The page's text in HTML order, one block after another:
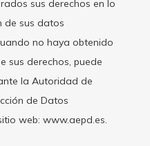
sus derechos en lo
de sus datos
no haya obtenido
sus derechos, puede
la Autoridad de
de Datos
web: www.aepd.es.